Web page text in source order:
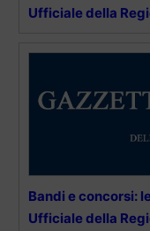
Ufficiale della
Bandi e concorsi:
Ufficiale della